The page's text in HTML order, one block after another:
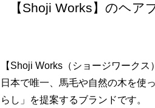
【Shoji Works】のヘア
【Shoji Works（ショージワークス
日本で唯一、馬毛や自然の木を使
らし」を提案するブランドです。